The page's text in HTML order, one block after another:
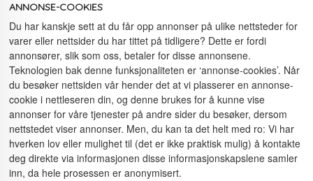
ANNONSE-COOKIES
Du har kanskje sett at du får opp annonser på ulike nettsteder for
varer eller nettsider du har tittet på tidligere? Dette er fordi
annonsører, slik som oss, betaler for disse annonsene.
Teknologien bak denne funksjonaliteten er ‘annonse-cookies’. Når
du besøker nettsiden vår hender det at vi plasserer en annonse-
cookie i nettleseren din, og denne brukes for å kunne vise
annonser for våre tjenester på andre sider du besøker, dersom
nettstedet viser annonser. Men, du kan ta det helt med ro: Vi har
hverken lov eller mulighet til (det er ikke praktisk mulig) å kontakte
deg direkte via informasjonen disse informasjonskapslene samler
inn, da hele prosessen er anonymisert.